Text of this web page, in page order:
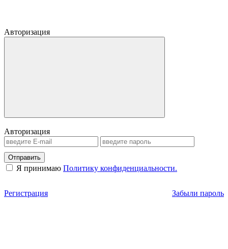
Авторизация
Авторизация
Отправить
Я принимаю Политику конфиденциальности.
Регистрация Забыли пароль